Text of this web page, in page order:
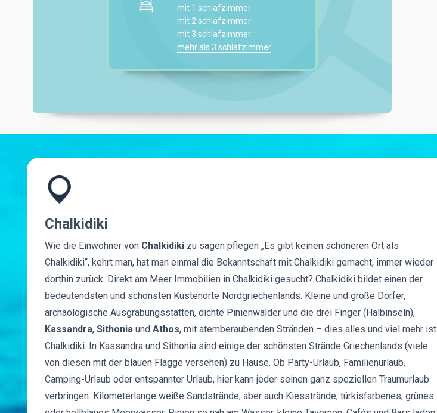
mit 1 schlafzimmer
mit 2 schlafzimmer
mit 3 schlafzimmer
mehr als 3 schlafzimmer
Chalkidiki
Wie die Einwohner von Chalkidiki zu sagen pflegen „Es gibt keinen schöneren Ort als
Chalkidiki“, kehrt man, hat man einmal die Bekanntschaft mit Chalkidiki gemacht, immer wieder
dorthin zurück. Direkt am Meer Immobilien in Chalkidiki gesucht? Chalkidiki bildet einen der
bedeutendsten und schönsten Küstenorte Nordgriechenlands. Kleine und große Dörfer,
archäologische Ausgrabungsstätten, dichte Pinienwälder und die drei Finger (Halbinseln),
Kassandra, Sithonia und Athos, mit atemberaubenden Stränden – dies alles und viel mehr ist
Chalkidiki. In Kassandra und Sithonia sind einige der schönsten Strände Griechenlands (viele
von diesen mit der blauen Flagge versehen) zu Hause. Ob Party-Urlaub, Familienurlaub,
Camping-Urlaub oder entspannter Urlaub, hier kann jeder seinen ganz speziellen Traumurlaub
verbringen. Kilometerlange weiße Sandstrände, aber auch Kiesstrände, türkisfarbenes, grünes